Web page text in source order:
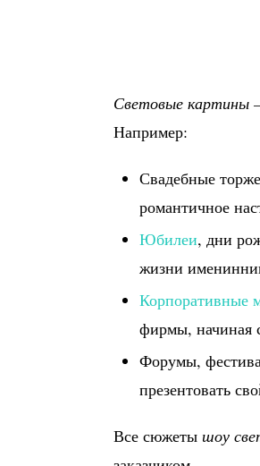
Световые картины
Например:
Свадебные
романтичное
Юбилеи, дни
жизни
Корпоративные
фирмы, начиная
Форумы,
презентовать
Все сюжеты шоу